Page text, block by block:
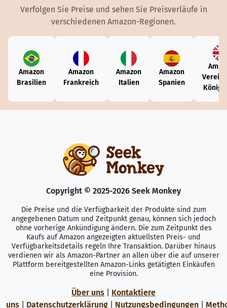
Verfolgen Sie Preise und sehen Sie Preisverläufe in
verschiedenen Amazon-Regionen.
Amazon
Brasilien
Amazon
Frankreich
Amazon
Italien
Amazon
Spanien
Copyright © 2025-2026 Seek Monkey
Die Preise und die Verfügbarkeit der Produkte sind zum
angegebenen Datum und Zeitpunkt genau, können sich jedoch
ohne vorherige Ankündigung ändern. Die zum Zeitpunkt des
Kaufs auf Amazon angezeigten aktuellsten Preis- und
Verfügbarkeitsdetails regeln Ihre Transaktion. Darüber hinaus
verdienen wir als Amazon-Partner an allen über die auf unserer
Plattform bereitgestellten Amazon-Links getätigten Einkäufen
eine Provision.
Über uns
Kontaktiere
uns
Datenschutzerklärung Nutzungsbedingungen